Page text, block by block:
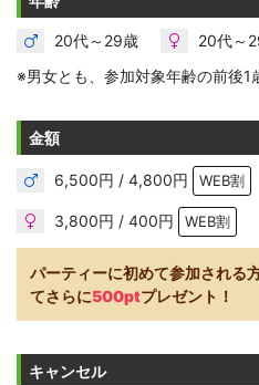
20代～29歳
20代～
※男女とも、参加対象年齢の前後1
金額
6,500円 / 4,800円 WEB割
3,800円 / 400円 WEB割
パーティーに初めて参加される
てさらに500ptプレゼント！
キャンセル